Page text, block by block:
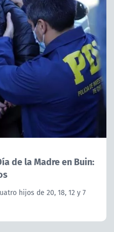
de la Madre en Buin:
hijos de 20, 18, 12 y 7